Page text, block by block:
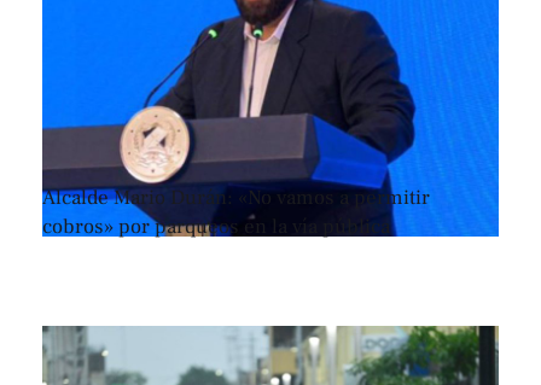
Alcalde Mario Durán: «No vamos a permitir
cobros» por parqueos en la vía pública